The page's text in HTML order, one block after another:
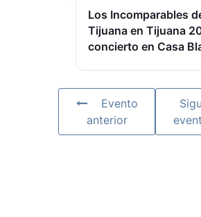
Los Incomparables
Tijuana en Tijuana
concierto en Casa
Evento
anterior